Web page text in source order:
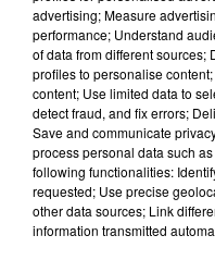
TITRES
advertising; Measure
performance; Understand
of data from different sources;
profiles to personalise
content; Use limited data to
detect fraud, and fix errors;
Save and communicate
process personal data such
following functionalities:
requested; Use precise
other data sources; Link
information transmitted